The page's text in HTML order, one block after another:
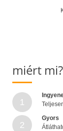
miért mi?
1
2
Gyors